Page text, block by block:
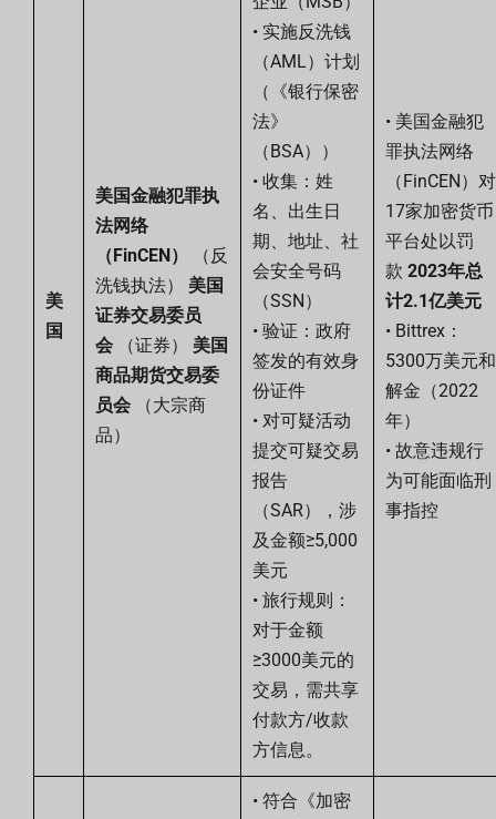
美
国
美国金融犯罪执
法网络
（FinCEN）
（反
洗钱执法） 美国
证券交易委员
会 （证券） 美国
商品期货交易委
员会 （大宗商
品）
• 实施反洗钱
（AML）计划
（《银行保密
法》
（BSA））
• 收集：姓
名、出生日
期、地址、社
会安全号码
（SSN）
• 验证：政府
签发的有效身
份证件
• 对可疑活动
提交可疑交易
报告
（SAR），涉
及金额≥5,000
美元
• 旅行规则：
对于金额
≥3000美元的
交易，需共享
付款方/收款
方信息。
• 美国金融犯
罪执法网络
（FinCEN）对
17家加密货币
平台处以罚
款 2023年总
计2.1亿美元
• Bittrex：
5300万美元和
解金（2022
年）
• 故意违规行
为可能面临刑
事指控
• 符合《加密